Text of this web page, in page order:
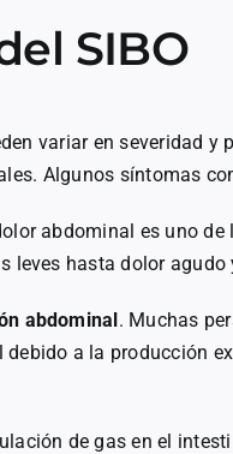
SIBO
variar en severidad
Algunos síntomas
abdominal es uno
leves hasta dolor agudo
abdominal. Muchas
a la producción
de gas en el